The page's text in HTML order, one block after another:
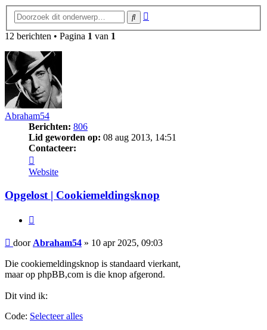
Zoek
12 berichten • Pagina 1 van 1
Abraham54
Berichten: 806
Lid geworden op: 08 aug 2013, 14:51
Contacteer:
Abraham54
Website
Opgelost | Cookiemeldingsknop
Bericht
door Abraham54 » 10 apr 2025, 09:03
Die cookiemeldingsknop is standaard vierkant,
maar op phpBB,com is die knop afgerond.
Dit vind ik:
Code: Selecteer alles